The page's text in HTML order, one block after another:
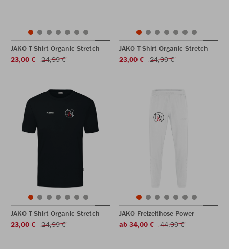
JAKO T-Shirt Organic Stretch
23,00 €
24,99 €
JAKO T-Shirt Organic Stretch
23,00 €
24,99 €
JAKO T-Shirt Organic Stretch
23,00 €
24,99 €
JAKO Freizeithose Power
ab 34,00 €
44,99 €